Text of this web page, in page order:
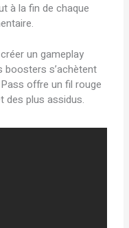
à la fin de chaque
un gameplay
boosters s’achètent
offre un fil rouge
des plus assidus.